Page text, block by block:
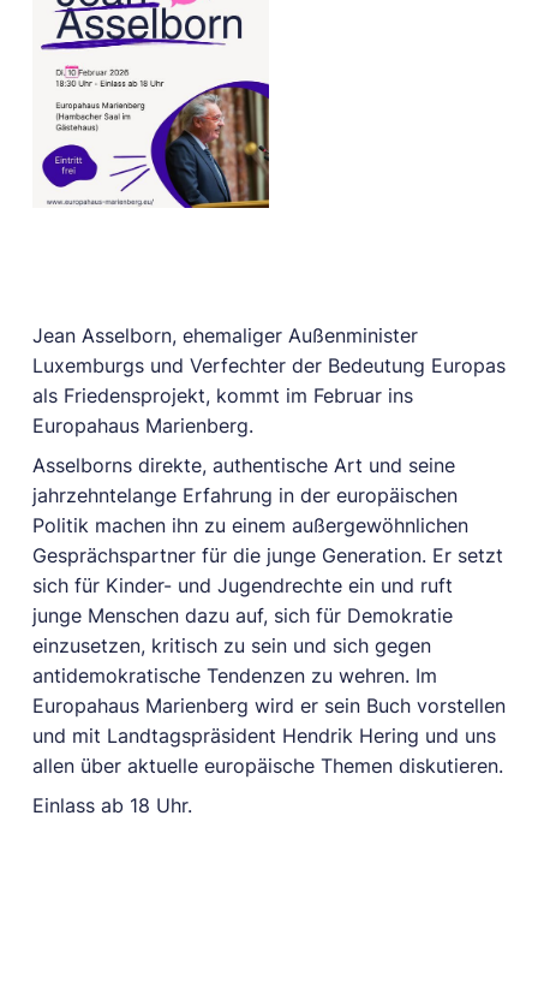
Jean Asselborn, ehemaliger Außenminister
Luxemburgs und Verfechter der Bedeutung Europas
als Friedensprojekt, kommt im Februar ins
Europahaus Marienberg.
Asselborns direkte, authentische Art und seine
jahrzehntelange Erfahrung in der europäischen
Politik machen ihn zu einem außergewöhnlichen
Gesprächspartner für die junge Generation. Er setzt
sich für Kinder- und Jugendrechte ein und ruft
junge Menschen dazu auf, sich für Demokratie
einzusetzen, kritisch zu sein und sich gegen
antidemokratische Tendenzen zu wehren. Im
Europahaus Marienberg wird er sein Buch vorstellen
und mit Landtagspräsident Hendrik Hering und uns
allen über aktuelle europäische Themen diskutieren.
Einlass ab 18 Uhr.